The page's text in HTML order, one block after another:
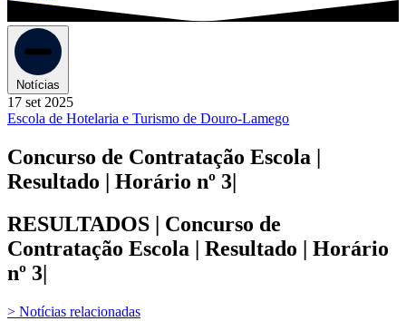
Notícias
17 set 2025
Escola de Hotelaria e Turismo de Douro-Lamego
Concurso de Contratação Escola |
Resultado | Horário nº 3|
RESULTADOS | Concurso de
Contratação Escola | Resultado | Horário
nº 3|
> Notícias relacionadas